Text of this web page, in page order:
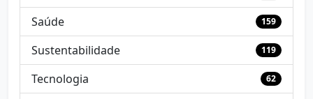
Saúde 159
Sustentabilidade 119
Tecnologia 62